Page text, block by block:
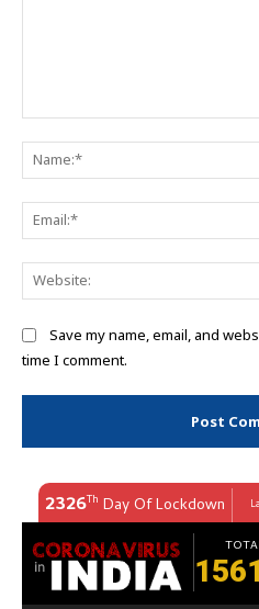
Save my name, email, and
time I comment.